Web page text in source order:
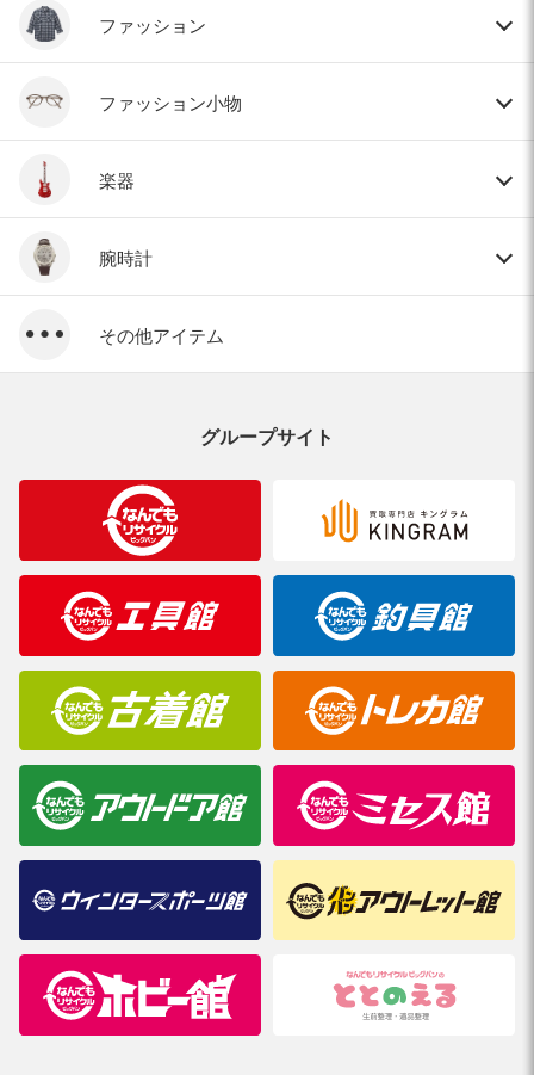
ファッション
ファッション小物
楽器
腕時計
その他アイテム
グループサイト